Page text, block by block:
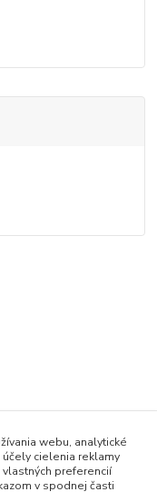
webu, analytické
cielenia reklamy
preferencií
v spodnej časti